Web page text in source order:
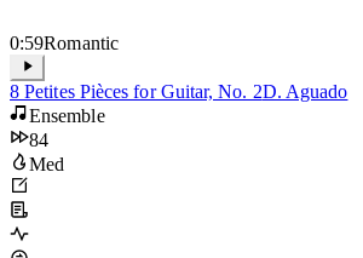
0:59Romantic
8 Petites Pièces for Guitar, No. 2
Ensemble